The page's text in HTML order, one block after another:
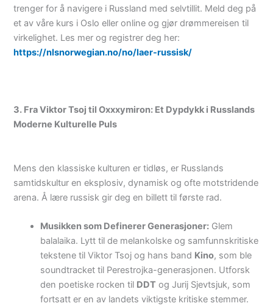
trenger for å navigere i Russland med selvtillit. Meld deg på
et av våre kurs i Oslo eller online og gjør drømmereisen til
virkelighet. Les mer og registrer deg her:
https://nlsnorwegian.no/no/laer-russisk/
3. Fra Viktor Tsoj til Oxxxymiron: Et Dypdykk i Russlands
Moderne Kulturelle Puls
Mens den klassiske kulturen er tidløs, er Russlands
samtidskultur en eksplosiv, dynamisk og ofte motstridende
arena. Å lære russisk gir deg en billett til første rad.
Musikken som Definerer Generasjoner: Glem
balalaika. Lytt til de melankolske og samfunnskritiske
tekstene til Viktor Tsoj og hans band Kino, som ble
soundtracket til Perestrojka-generasjonen. Utforsk
den poetiske rocken til DDT og Jurij Sjevtsjuk, som
fortsatt er en av landets viktigste kritiske stemmer.